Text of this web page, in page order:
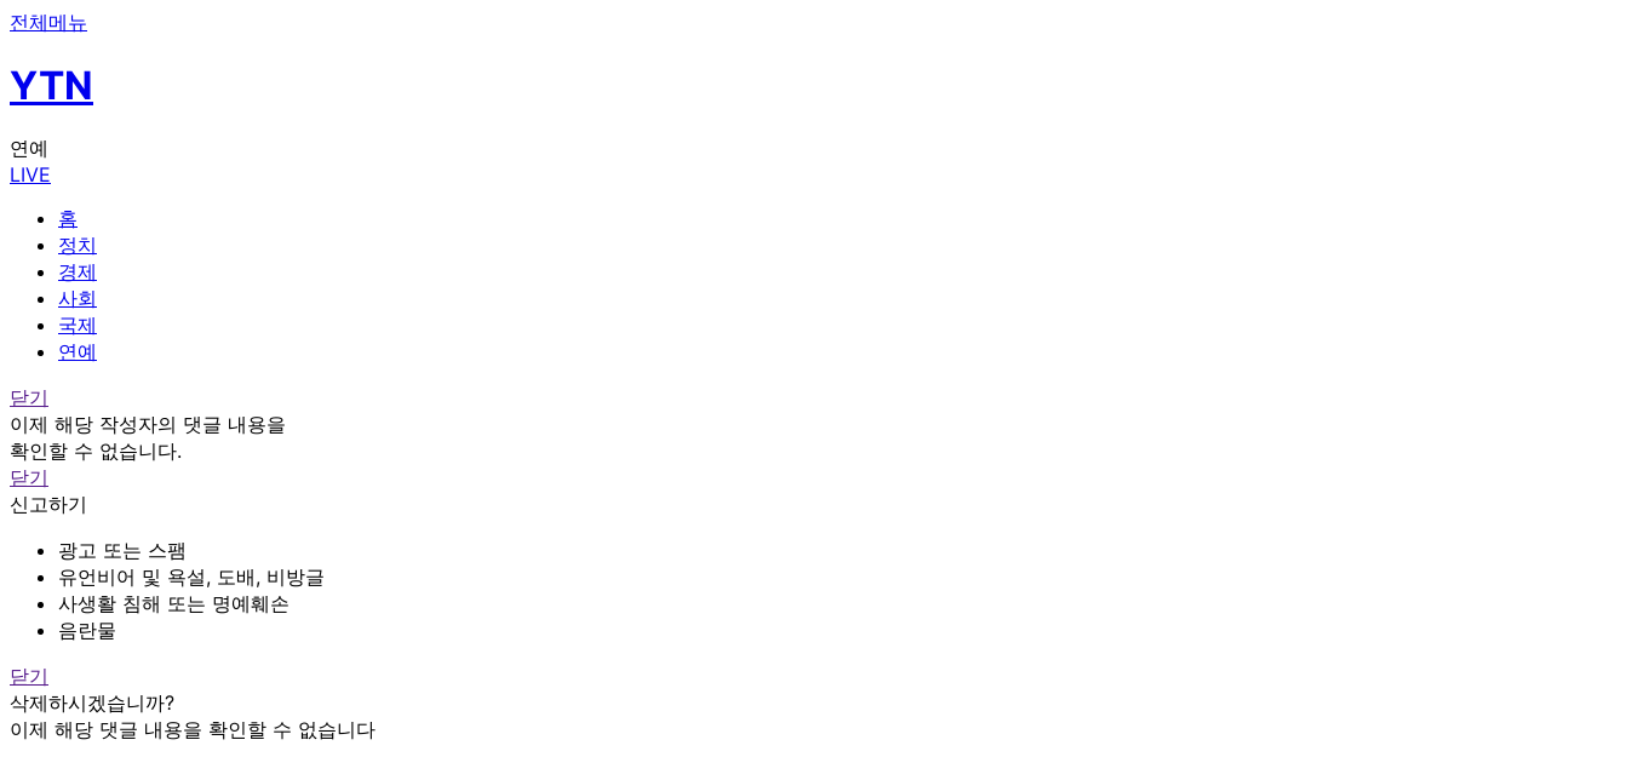
전체메뉴
YTN
연예
LIVE
홈
정치
경제
사회
국제
연예
닫기
이제 해당 작성자의 댓글 내용을
확인할 수 없습니다.
닫기
신고하기
광고 또는 스팸
유언비어 및 욕설, 도배, 비방글
사생활 침해 또는 명예훼손
음란물
닫기
삭제하시겠습니까?
이제 해당 댓글 내용을 확인할 수 없습니다